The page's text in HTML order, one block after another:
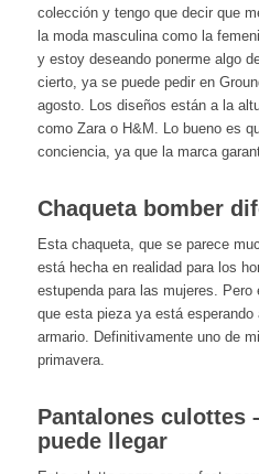
colección y tengo que decir que
la moda masculina como la
y estoy deseando ponerme algo
cierto, ya se puede pedir en
agosto. Los diseños están a la
como Zara o H&M. Lo bueno es
conciencia, ya que la marca
Chaqueta bomber
Esta chaqueta, que se parece
está hecha en realidad para los
estupenda para las mujeres.
que esta pieza ya está
armario. Definitivamente uno de
primavera.
Pantalones culottes
puede llegar